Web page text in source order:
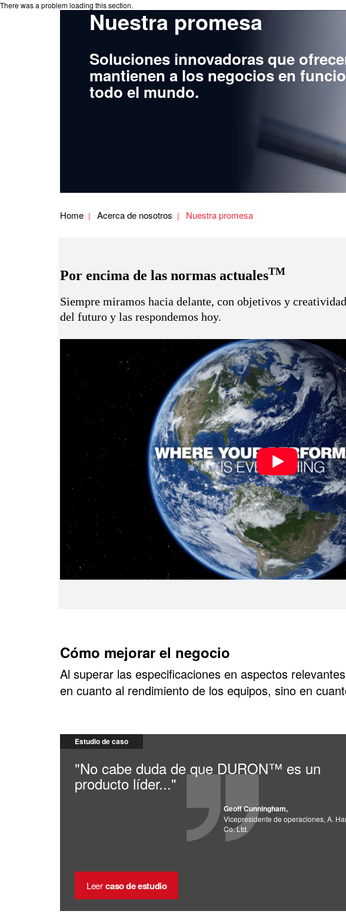
There was a problem loading this section.
Nuestra promesa
Soluciones innovadoras que
mantienen a los negocios en
todo el mundo.
Home Acerca de nosotros Nuestra promesa
Por encima de las normas actualesTM
Siempre miramos hacia delante, con objetivos y
del futuro y las respondemos hoy.
Cómo mejorar el negocio
Al superar las especificaciones en aspectos
en cuanto al rendimiento de los equipos, sino en
Estudio de caso
"No cabe duda de que DURON™ es un
producto líder..."
Geoff Cunningham,
Vicepresidente de operaciones, A.
Co. Ltd.
Leer caso de estudio